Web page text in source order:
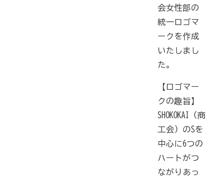
会女性部の
統一ロゴマ
ークを作成
いたしまし
た。
【ロゴマー
クの趣旨】
SHOKOKAI（商
工会）のSを
中心に6つの
ハートがつ
ながりあっ
死亡保険金(最高6千万円)の掛捨共済・福祉共済「生
石川県中小企業共済協同組合(傷害共済・自動車事故費
取引先の破たんによる連鎖倒産を防ぐ（中小企業倒産防
海外PL保険(国内補償は、ビジネス総合保険へ）
病気やケガで働けない場合の所得を補償（休業補償制